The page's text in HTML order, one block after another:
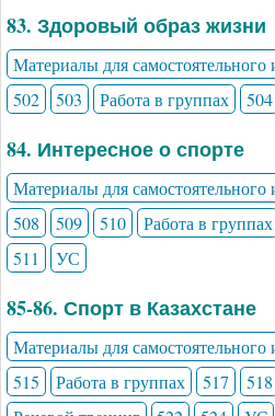
83. Здоровый образ жизни
Материалы для самостоятельного
502
503 Работа в группах 504
84. Интересное о спорте
Материалы для самостоятельного
508
509 510 Работа в группах
511
УС
85-86. Спорт в Казахстане
Материалы для самостоятельного
515
Работа в группах 517 518